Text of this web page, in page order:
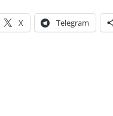
X Telegram